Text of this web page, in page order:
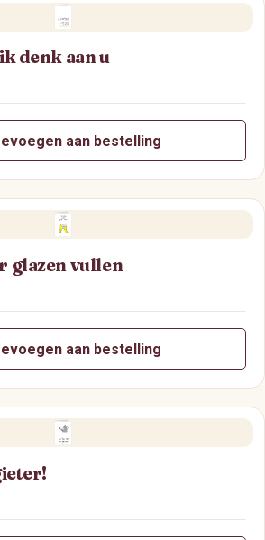
denk aan u
aan bestelling
glazen vullen
aan bestelling